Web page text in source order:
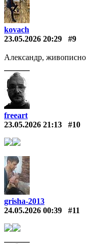
kovach
23.05.2026 20:29
#9
Александр, живописно
freeart
23.05.2026 21:13
#10
grisha-2013
24.05.2026 00:39
#11